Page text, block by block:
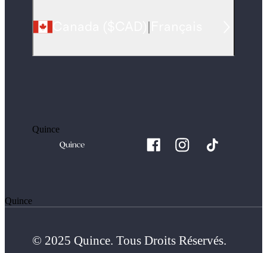
Quince
Quince
© 2025 Quince. Tous Droits Réservés.